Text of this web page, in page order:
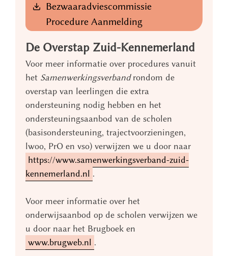
Bezwaaradviescommissie
Procedure Aanmelding
De Overstap Zuid-Kennemerland
Voor meer informatie over procedures vanuit
het Samenwerkingsverband rondom de
overstap van leerlingen die extra
ondersteuning nodig hebben en het
ondersteuningsaanbod van de scholen
(basisondersteuning, trajectvoorzieningen,
lwoo, PrO en vso) verwijzen we u door naar
https://www.samenwerkingsverband-zuid-
kennemerland.nl .
Voor meer informatie over het
onderwijsaanbod op de scholen verwijzen we
u door naar het Brugboek en
www.brugweb.nl .